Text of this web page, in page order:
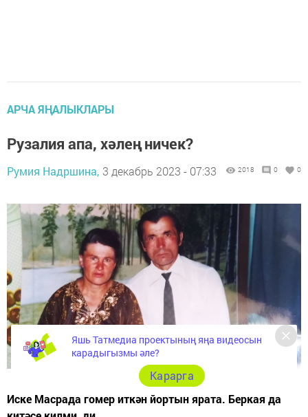
АРЧА ЯҢАЛЫКЛАРЫ
Рузалия апа, хәлең ничек?
Румия Надршина, 3 декабрь 2023 - 07:33 2018 0 0
Иске Масрада гомер иткән йортын ярата. Беркая да
Яшь Татмедиа проектының яңа видеосын
карадыгызмы әле?
Карарга